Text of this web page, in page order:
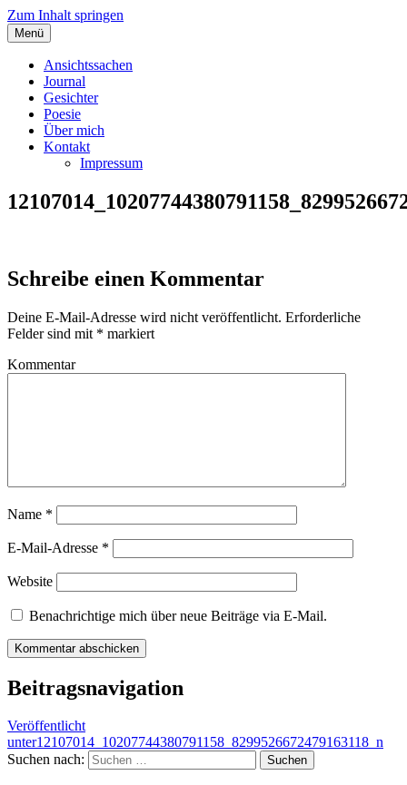
Zum Inhalt springen
Angelas Ansichtssachen
Menü
Ansichtssachen
Journal
Gesichter
Poesie
Über mich
Kontakt
Impressum
Schreibe einen Kommentar
Deine E-Mail-Adresse wird nicht veröffentlicht. Erforderliche
Felder sind mit * markiert
Kommentar
Name *
E-Mail-Adresse *
Website
Benachrichtige mich über neue Beiträge via E-Mail.
Beitragsnavigation
Veröffentlicht
unter12107014_10207744380791158_8299526672479163118_n
Suchen nach: